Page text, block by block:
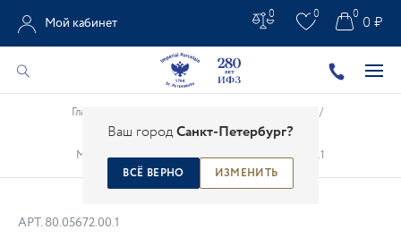
Ваш городСанкт-Петербург?
ВСЁ ВЕРНО ИЗМЕНИТЬ
Мой кабинет
0 0 0 ₽
0
Главная
/
Фарфоровые масленки /
Масленка Наташа Золотая лента арт. 80.05672.00.1
АРТ. 80.05672.00.1